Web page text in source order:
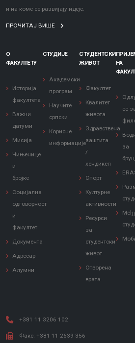
и на коме се развијају идеје.
ПРОЧИТАЈ ВИШЕ
О
ФАКУЛТЕТУ
Историја
факултета
Важни
датуми
Мисија
Чињенице
и
бројке
Социјална
одговорност
и
факултет
Документа
Адресар
Алумни
СТУДИЈЕ
Академски
програм
Научите
српски
Корисне
информације
СТУДЕНТСКИ
ЖИВОТ
Факултет
Квалитет
живота
Здравствена
заштита
/
хендикеп
Спорт
Културне
активности
Ресурси
за
студентски
живот
Отворена
врата
НА
се
за
+381 11 3206 102
Факс: +381 11 2639 356